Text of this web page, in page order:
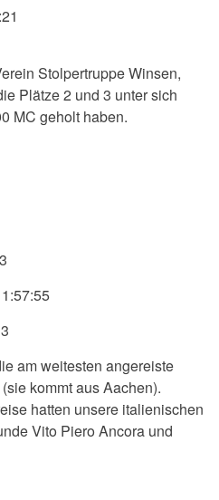
Stolpertruppe Winsen,
Plätze 2 und 3 unter sich
MC geholt haben.
am weitesten angereiste
kommt aus Aachen).
hatten unsere italienischen
Vito Piero Ancora und